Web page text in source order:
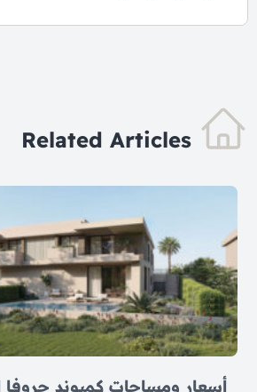
Related Articles
أسعار ومساحات كمبوند جروفا